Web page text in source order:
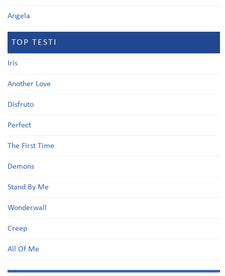
Angela
TOP TESTI
Iris
Another Love
Disfruto
Perfect
The First Time
Demons
Stand By Me
Wonderwall
Creep
All Of Me